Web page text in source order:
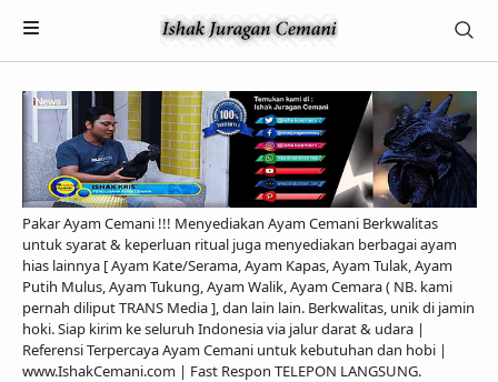
Payment
Pakar Ayam Cemani !!! Menyediakan Ayam Cemani Berkwalitas
untuk syarat & keperluan ritual juga menyediakan berbagai ayam
hias lainnya [ Ayam Kate/Serama, Ayam Kapas, Ayam Tulak, Ayam
Putih Mulus, Ayam Tukung, Ayam Walik, Ayam Cemara ( NB. kami
pernah diliput TRANS Media ], dan lain lain. Berkwalitas, unik di jamin
hoki. Siap kirim ke seluruh Indonesia via jalur darat & udara |
Referensi Terpercaya Ayam Cemani untuk kebutuhan dan hobi |
www.IshakCemani.com | Fast Respon TELEPON LANGSUNG.